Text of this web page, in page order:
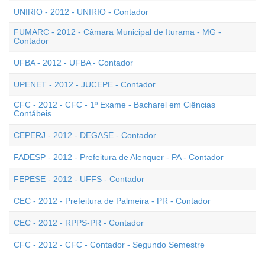
UNIRIO - 2012 - UNIRIO - Contador
FUMARC - 2012 - Câmara Municipal de Iturama - MG -
Contador
UFBA - 2012 - UFBA - Contador
UPENET - 2012 - JUCEPE - Contador
CFC - 2012 - CFC - 1º Exame - Bacharel em Ciências
Contábeis
CEPERJ - 2012 - DEGASE - Contador
FADESP - 2012 - Prefeitura de Alenquer - PA - Contador
FEPESE - 2012 - UFFS - Contador
CEC - 2012 - Prefeitura de Palmeira - PR - Contador
CEC - 2012 - RPPS-PR - Contador
CFC - 2012 - CFC - Contador - Segundo Semestre